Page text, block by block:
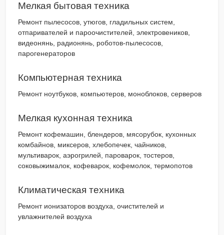
Мелкая бытовая техника
Ремонт пылесосов, утюгов, гладильных систем,
отпаривателей и пароочистителей, электровеников,
видеонянь, радионянь, роботов-пылесосов,
парогенераторов
Компьютерная техника
Ремонт ноутбуков, компьютеров, моноблоков, серверов
Мелкая кухонная техника
Ремонт кофемашин, блендеров, мясорубок, кухонных
комбайнов, миксеров, хлебопечек, чайников,
мультиварок, аэрогрилей, пароварок, тостеров,
соковыжималок, кофеварок, кофемолок, термопотов
Климатическая техника
Ремонт ионизаторов воздуха, очистителей и
увлажнителей воздуха